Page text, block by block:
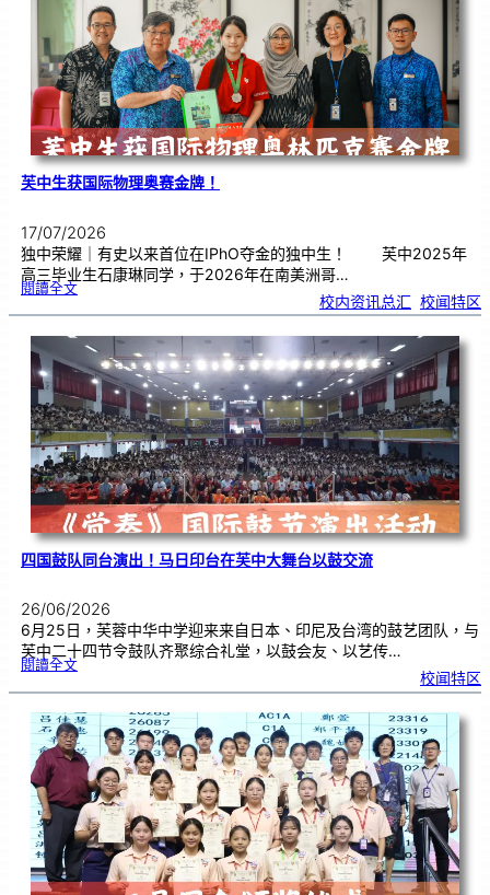
周
年
芙中生获国际物理奥赛金牌！
17/07/2026
独中荣耀｜有史以来首位在IPhO夺金的独中生！ 芙中2025年
高三毕业生石康琳同学，于2026年在南美洲哥…
閱讀全文:芙
获
际
物
理
赛
金
牌
！
校内资讯总汇 校闻特区
四国鼓队同台演出！马日印台在芙中大舞台以鼓交流
26/06/2026
6月25日，芙蓉中华中学迎来来自日本、印尼及台湾的鼓艺团队，与
芙中二十四节令鼓队齐聚综合礼堂，以鼓会友、以艺传…
閱讀全文:四
队
台
演
出
！
马
日
印
台
在
芙
中
大
舞
台
以
鼓
交
流
校闻特区